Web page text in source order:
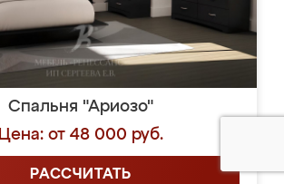
Спальня "Ариозо"
Цена: от 48 000 руб.
РАССЧИТАТЬ